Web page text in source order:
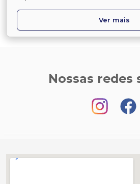
Ver mais
Nossas redes